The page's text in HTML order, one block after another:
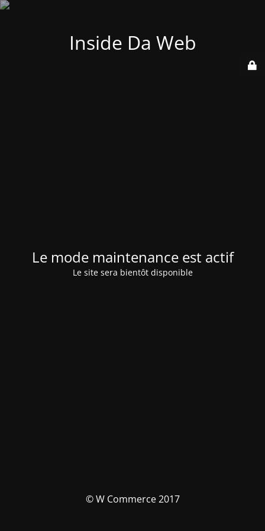
Inside Da Web
Le mode maintenance est actif
Le site sera bientôt disponible
© W Commerce 2017